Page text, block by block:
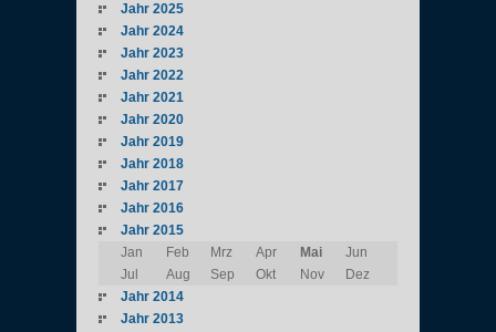
Jahr 2025
Jahr 2024
Jahr 2023
Jahr 2022
Jahr 2021
Jahr 2020
Jahr 2019
Jahr 2018
Jahr 2017
Jahr 2016
Jahr 2015
Jan
Feb Mrz Apr Mai
Jun
Jul
Aug Sep Okt Nov
Dez
Jahr 2014
Jahr 2013